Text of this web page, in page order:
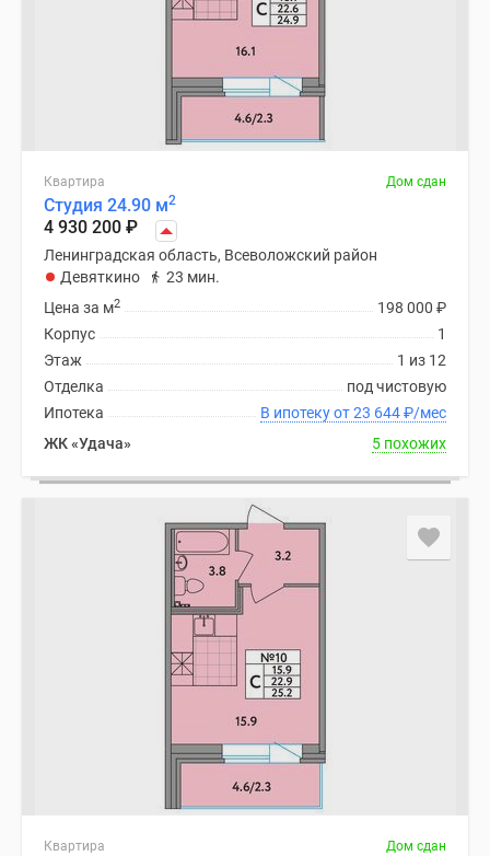
Квартира Дом сдан
Студия 24.90 м2
4 930 200 ₽
Ленинградская область, Всеволожский район
Девяткино
23 мин.
198 000 ₽
Цена за м2
1
Корпус
1 из 12
Этаж
под чистовую
Отделка
В ипотеку от 23 644₽/мес
Ипотека
ЖК «Удача»
5 похожих
Квартира Дом сдан